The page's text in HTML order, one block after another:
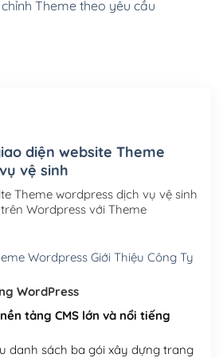
cho site Wordpress(+100,000₫)
miền
tế .com .net .org (1 năm)
.vn (1 năm)
(1 năm)(+450,000₫)
(1 năm) (+950,000₫)
Theme theo yêu cầu
diện website Theme
vệ sinh
Theme wordpress dịch vụ vệ sinh
Wordpress với Theme
Wordpress Giới Thiệu Công Ty
WordPress
tảng CMS lớn và nổi tiếng
danh sách ba gói xây dựng trang